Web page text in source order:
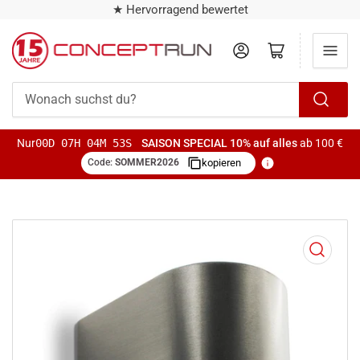
★ Hervorragend bewertet
suchst
AnmeldenMini-Warenkorb öffnen
Nur00D 07H 04M 52S SAISON SPECIAL 10% auf allesab 100 €
Code: SOMMER2026 kopieren